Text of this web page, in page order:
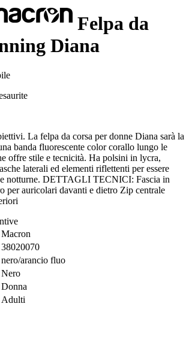
Felpa da
Diana
La felpa da corsa per donne Diana sarà la
banda fluorescente color corallo lungo le
offre stile e tecnicità. Ha polsini in lycra,
laterali ed elementi riflettenti per essere
notturne. DETTAGLI TECNICI: Fascia in
per auricolari davanti e dietro Zip centrale
Macron
38020070
nero/arancio fluo
Nero
Donna
Adulti